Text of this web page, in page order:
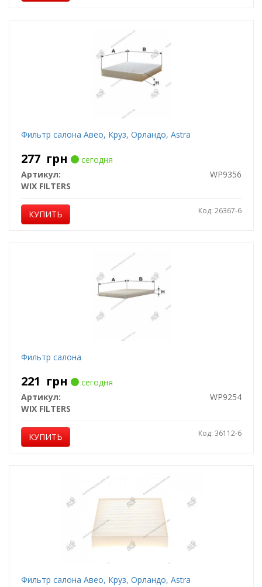
Фильтр салона Авео, Круз, Орландо, Astra
277 грн
сегодня
Артикул:
WP9356
WIX FILTERS
КУПИТЬ Код: 26367-6
Фильтр салона
221 грн
сегодня
Артикул:
WP9254
WIX FILTERS
КУПИТЬ Код: 36112-6
Фильтр салона Авео, Круз, Орландо, Astra